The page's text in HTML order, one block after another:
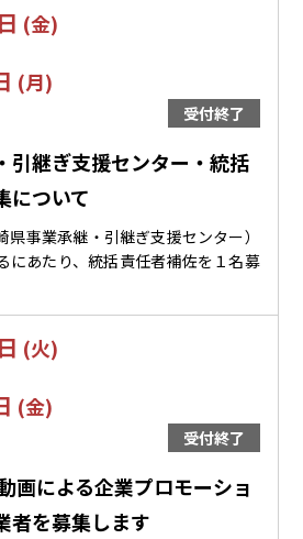
(金)
(月)
受付終了
引継ぎ支援センター・統括
について
事業承継・引継ぎ支援センター）
にあたり、統括責任者補佐を１名募
(火)
(金)
受付終了
画による企業プロモーショ
者を募集します